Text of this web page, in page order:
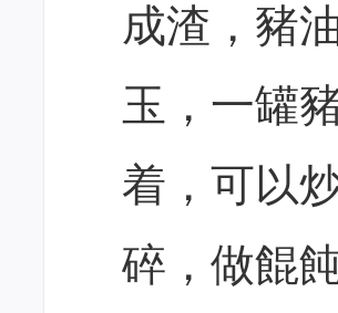
成渣，豬
玉，一罐
着，可以
碎，做餛